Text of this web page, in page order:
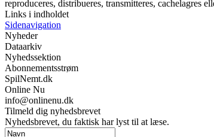
reproduceres, distribueres, transmitteres, cachelagres
Links i indholdet
Sidenavigation
Nyheder
Dataarkiv
Nyhedssektion
Abonnementsstrøm
SpilNemt.dk
Online Nu
info@onlinenu.dk
Tilmeld dig nyhedsbrevet
Nyhedsbrevet, du faktisk har lyst til at læse.